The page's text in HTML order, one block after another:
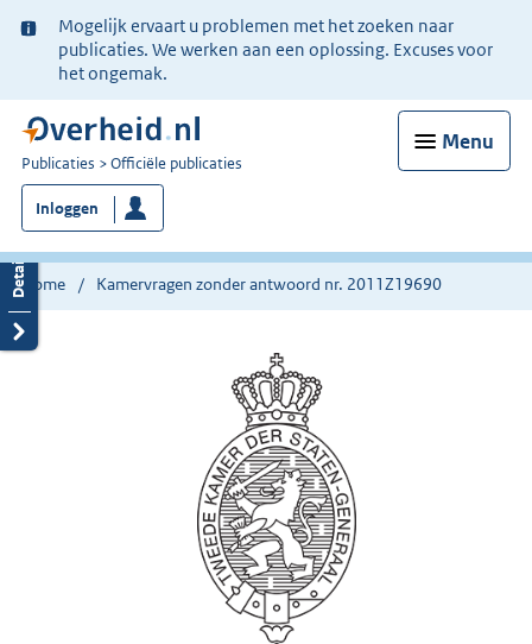
Ter
informatie:
Mogelijk ervaart u problemen met het zoeken naar
publicaties. We werken aan een oplossing. Excuses voor
het ongemak.
Menu
U
bent
nu
hier:
Publicaties Officiële publicaties
Inloggen
Home Kamervragen zonder antwoord nr. 2011Z19690